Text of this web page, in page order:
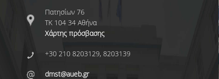
ΜΕΤΑΔΙΔΑΚΤΟΡΙΚΟΙ ΕΡΕΥΝΗΤΕΣ
Πατησίων 76
ΤΚ 104 34 Αθήνα
Χάρτης πρόσβασης
+30 210 8203129, 8203139
dmst@aueb.gr